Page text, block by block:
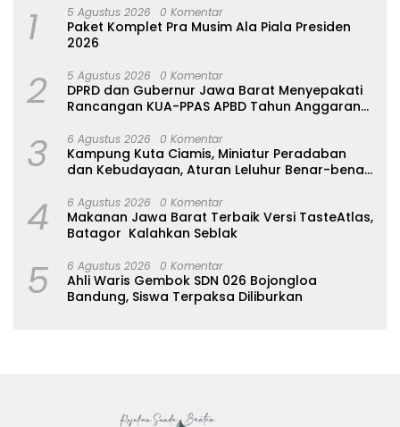
1 5 Agustus 2026 0 Komentar
Paket Komplet Pra Musim Ala Piala Presiden
2026
2 5 Agustus 2026 0 Komentar
DPRD dan Gubernur Jawa Barat Menyepakati
Rancangan KUA-PPAS APBD Tahun Anggaran
3 6 Agustus 2026 0 Komentar
Kampung Kuta Ciamis, Miniatur Peradaban
dan Kebudayaan, Aturan Leluhur Benar-benar
4 6 Agustus 2026 0 Komentar
Makanan Jawa Barat Terbaik Versi TasteAtlas,
Batagor Kalahkan Seblak
5 6 Agustus 2026 0 Komentar
Ahli Waris Gembok SDN 026 Bojongloa
Bandung, Siswa Terpaksa Diliburkan